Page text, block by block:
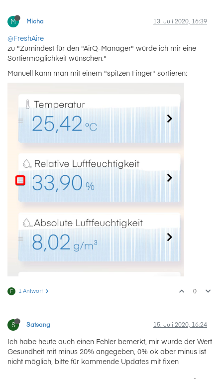
M Micha 13. Juli 2020, 16:39
@FreshAire
zu "Zumindest für den "AirQ-Manager" würde ich mir eine
Sortiermöglichkeit wünschen."
Manuell kann man mit einem "spitzen Finger" sortieren:
F 1 Antwort 0
S Satsang 15. Juli 2020, 16:24
Ich habe heute auch einen Fehler bemerkt, mir wurde der Wert
Gesundheit mit minus 20% angegeben, 0% ok aber minus ist
nicht möglich, bitte für kommende Updates mit fixen